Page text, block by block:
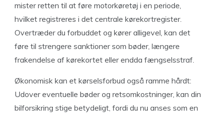
mister retten til at føre motorkøretøj i en periode,
hvilket registreres i det centrale kørekortregister.
Overtræder du forbuddet og kører alligevel, kan det
føre til strengere sanktioner som bøder, længere
frakendelse af kørekortet eller endda fængselsstraf.
Økonomisk kan et kørselsforbud også ramme hårdt:
Udover eventuelle bøder og retsomkostninger, kan din
bilforsikring stige betydeligt, fordi du nu anses som en